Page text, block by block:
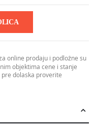
online prodaju i podložne su
objektima cene i stanje
dolaska proverite